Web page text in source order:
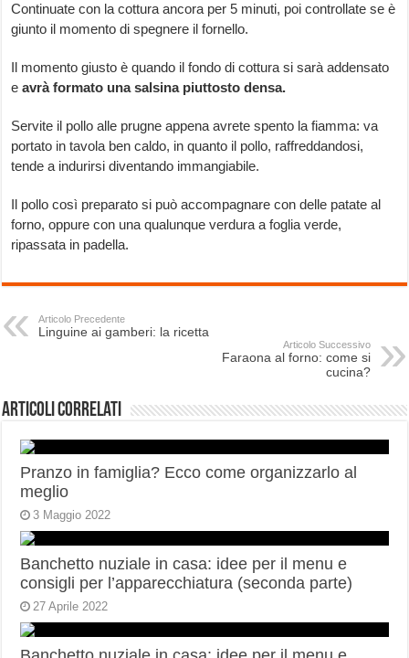
Continuate con la cottura ancora per 5 minuti, poi controllate se è
giunto il momento di spegnere il fornello.
Il momento giusto è quando il fondo di cottura si sarà addensato
eavrà formato una salsina piuttosto densa.
Servite il pollo alle prugne appena avrete spento la fiamma: va
portato in tavola ben caldo, in quanto il pollo, raffreddandosi,
tende a indurirsi diventando immangiabile.
Il pollo così preparato si può accompagnare con delle patate al
forno, oppure con una qualunque verdura a foglia verde,
ripassata in padella.
Articolo Precedente
Linguine ai gamberi: la ricetta
Articolo Successivo
Faraona al forno: come si
cucina?
Articoli correlati
Pranzo in famiglia? Ecco come organizzarlo al
meglio
3 Maggio 2022
Banchetto nuziale in casa: idee per il menu e
consigli per l’apparecchiatura (seconda parte)
27 Aprile 2022